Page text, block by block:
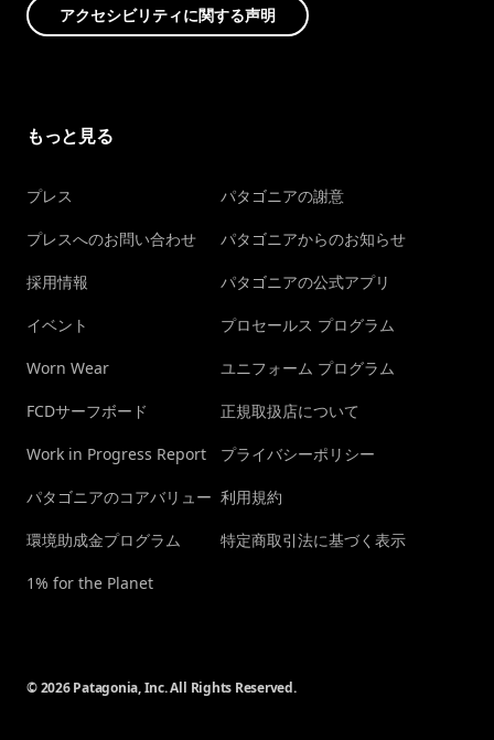
アクセシビリティに関する声明
もっと見る
プレス
プレスへのお問い合わせ
採用情報
イベント
Worn Wear
FCDサーフボード
Work in Progress Report
パタゴニアのコアバリュー
環境助成金プログラム
1% for the Planet
パタゴニアの謝意
パタゴニアからのお知らせ
パタゴニアの公式アプリ
プロセールス プログラム
ユニフォーム プログラム
正規取扱店について
プライバシーポリシー
利用規約
特定商取引法に基づく表示
© 2026 Patagonia, Inc. All Rights Reserved.